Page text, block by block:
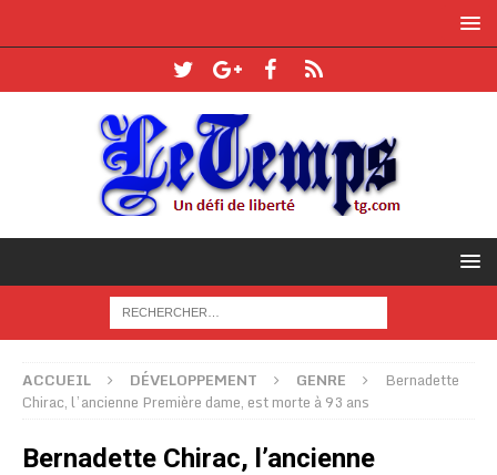
ACCUEIL DÉVELOPPEMENT GENRE
Bernadette
Chirac, l’ancienne Première dame, est morte à 93 ans
Bernadette Chirac, l’ancienne